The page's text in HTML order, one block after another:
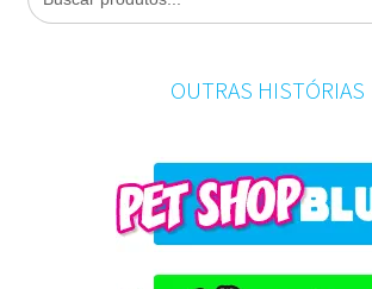
OUTRAS HISTÓRIAS